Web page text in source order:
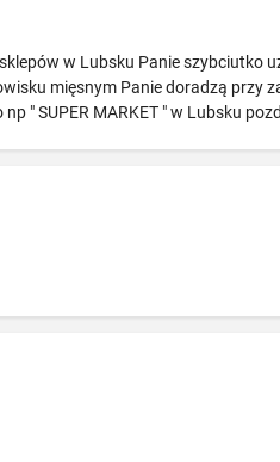
w Lubsku Panie szybciutko
mięsnym Panie doradzą przy
SUPER MARKET " w Lubsku